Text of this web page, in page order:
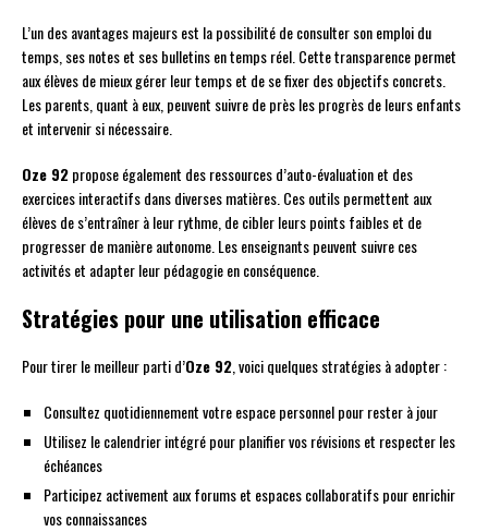
L’un des avantages majeurs est la possibilité de consulter son emploi du
temps, ses notes et ses bulletins en temps réel. Cette transparence permet
aux élèves de mieux gérer leur temps et de se fixer des objectifs concrets.
Les parents, quant à eux, peuvent suivre de près les progrès de leurs enfants
et intervenir si nécessaire.
Oze 92propose également des ressources d’auto-évaluation et des
exercices interactifs dans diverses matières. Ces outils permettent aux
élèves de s’entraîner à leur rythme, de cibler leurs points faibles et de
progresser de manière autonome. Les enseignants peuvent suivre ces
activités et adapter leur pédagogie en conséquence.
Stratégies pour une utilisation efficace
Pour tirer le meilleur parti d’Oze 92, voici quelques stratégies à adopter :
Consultez quotidiennement votre espace personnel pour rester à jour
Utilisez le calendrier intégré pour planifier vos révisions et respecter les
échéances
Participez activement aux forums et espaces collaboratifs pour enrichir
vos connaissances